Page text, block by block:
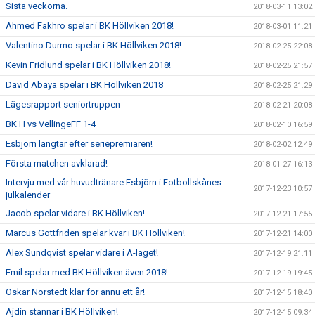
Sista veckorna. 2018-03-11 13:02
Ahmed Fakhro spelar i BK Höllviken 2018! 2018-03-01 11:21
Valentino Durmo spelar i BK Höllviken 2018! 2018-02-25 22:08
Kevin Fridlund spelar i BK Höllviken 2018! 2018-02-25 21:57
David Abaya spelar i BK Höllviken 2018 2018-02-25 21:29
Lägesrapport seniortruppen 2018-02-21 20:08
BK H vs VellingeFF 1-4 2018-02-10 16:59
Esbjörn längtar efter seriepremiären! 2018-02-02 12:49
Första matchen avklarad! 2018-01-27 16:13
Intervju med vår huvudtränare Esbjörn i Fotbollskånes
julkalender
2017-12-23 10:57
Jacob spelar vidare i BK Höllviken! 2017-12-21 17:55
Marcus Gottfriden spelar kvar i BK Höllviken! 2017-12-21 14:00
Alex Sundqvist spelar vidare i A-laget! 2017-12-19 21:11
Emil spelar med BK Höllviken även 2018! 2017-12-19 19:45
Oskar Norstedt klar för ännu ett år! 2017-12-15 18:40
Ajdin stannar i BK Höllviken! 2017-12-15 09:34